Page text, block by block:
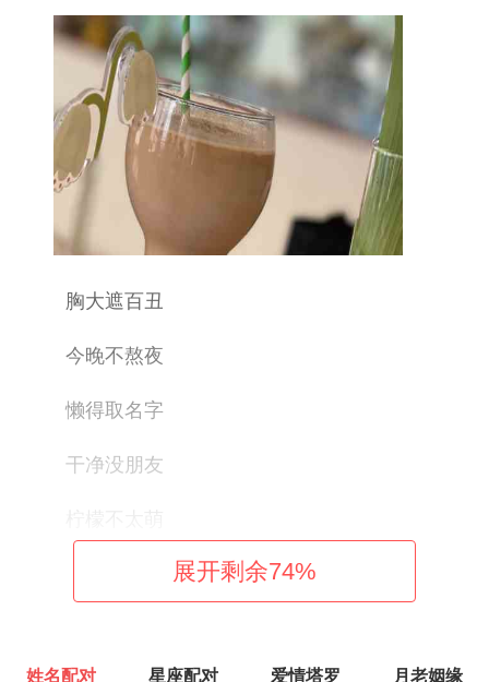
胸大遮百丑
今晚不熬夜
懒得取名字
干净没朋友
展开剩余74%
姓名配对 星座配对 爱情塔罗 月老姻缘